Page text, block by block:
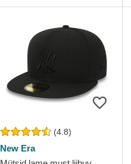
(4.8)
New Era